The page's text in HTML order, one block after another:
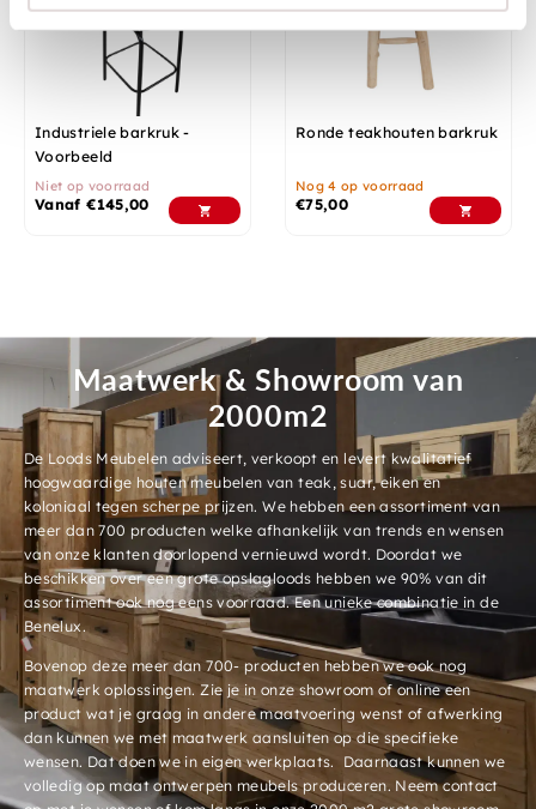
Industriele barkruk -
Voorbeeld
Niet op voorraad
Vanaf€145,00
Ronde teakhouten barkruk
Nog 4 op voorraad
€75,00
Maatwerk & Showroom van
2000m2
De Loods Meubelen adviseert, verkoopt en levert kwalitatief
hoogwaardige houten meubelen van teak, suar, eiken en
koloniaal tegen scherpe prijzen. We hebben een assortiment van
meer dan 700 producten welke afhankelijk van trends en wensen
van onze klanten doorlopend vernieuwd wordt. Doordat we
beschikken over een grote opslagloods hebben we 90% van dit
assortiment ook nog eens voorraad. Een unieke combinatie in de
Benelux.
Bovenop deze meer dan 700- producten hebben we ook nog
maatwerk oplossingen. Zie je in onze showroom of online een
product wat je graag in andere maatvoering wenst of afwerking
dan kunnen we met maatwerk aansluiten op die specifieke
wensen. Dat doen we in eigen werkplaats. Daarnaast kunnen we
volledig op maat ontwerpen meubels produceren. Neem contact